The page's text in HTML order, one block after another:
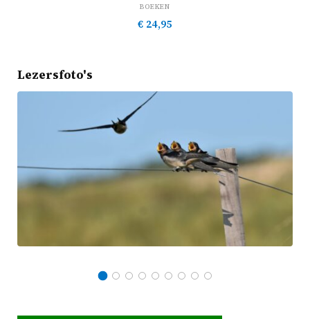
BOEKEN
€ 24,95
Lezersfoto's